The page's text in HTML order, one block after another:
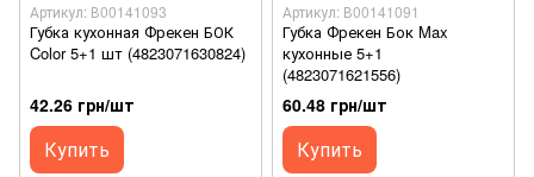
Артикул: В00141093
Губка кухонная Фрекен БОК
Color 5+1 шт (4823071630824)
42.26 грн/шт
Купить
Артикул: В00141091
Губка Фрекен Бок Max
кухонные 5+1
(4823071621556)
60.48 грн/шт
Купить